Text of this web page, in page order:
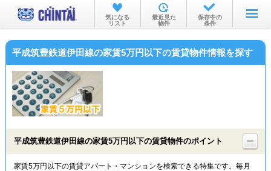
お部屋を探す
沿線・駅から
物件特集から
気になる
リスト
最近見た
物件
保存中の
条件
平成筑豊鉄道伊田線の家賃5万円以下の賃貸物件情報を探す
平成筑豊鉄道伊田線の家賃5万円以下の賃貸物件のポイント
家賃5万円以下の賃貸アパート・マンションを検索できる特集です。毎月